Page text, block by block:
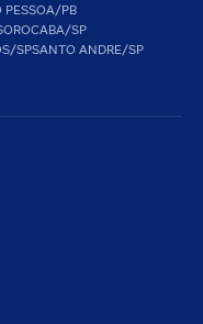
PESSOA/PB
SP
SPSANTO ANDRE/SP